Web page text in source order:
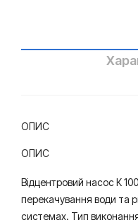
ОПИС
ОПИС
Відцентровий насос К
перекачування води та
системах. Тип